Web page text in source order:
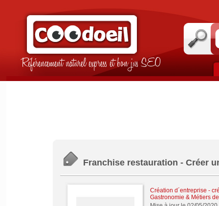
Référencement naturel express et bon jus SEO
Franchise restauration - Créer
Création d´entreprise -
Gastronomie & Métiers